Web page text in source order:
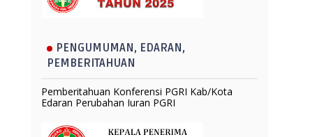
PENGUMUMAN, EDARAN,
PEMBERITAHUAN
Pemberitahuan Konferensi PGRI Kab/Kota
Edaran Perubahan Iuran PGRI